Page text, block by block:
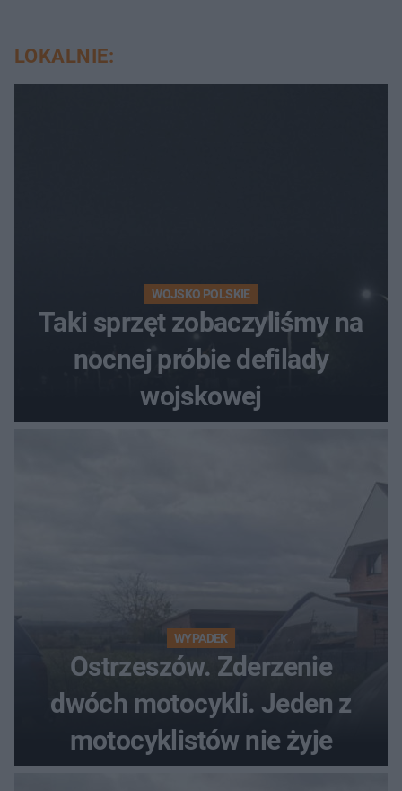
LOKALNIE:
WOJSKO POLSKIE
Taki sprzęt zobaczyliśmy na
nocnej próbie defilady
wojskowej
WYPADEK
Ostrzeszów. Zderzenie
dwóch motocykli. Jeden z
motocyklistów nie żyje